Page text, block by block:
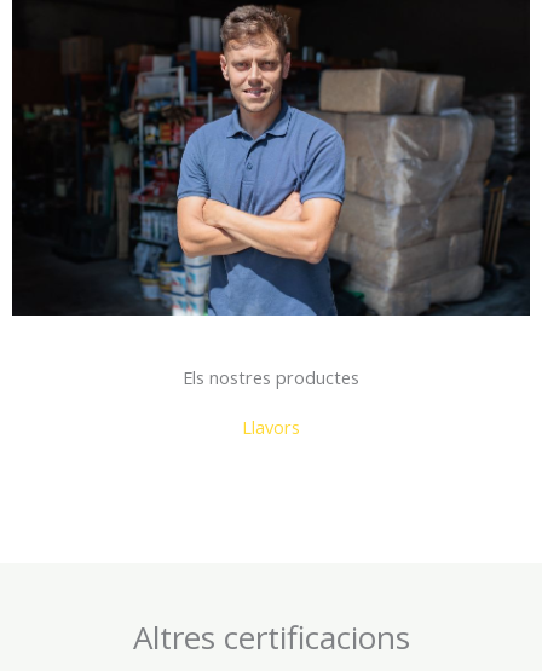
Els nostres productes
Llavors
Altres certificacions